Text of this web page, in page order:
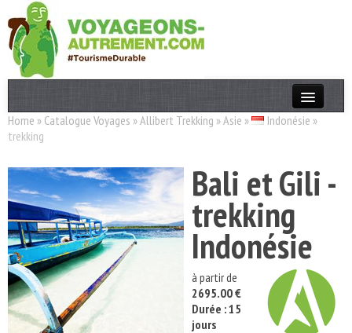
Actualités
Destinations
Acteurs
Thèmes
Home » Catalogue Voyages »Allibert Trekking »Asie » Indonésie »
trekking
Bali et Gili -
trekking
Indonésie
à partir de
2695.00 €
Durée : 15
jours